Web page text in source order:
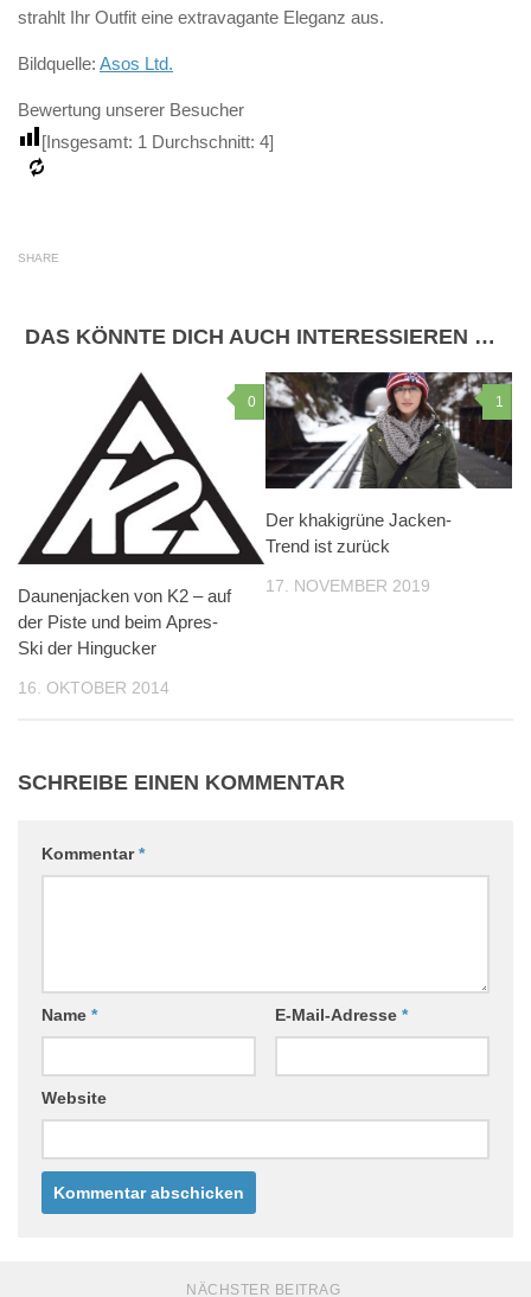
strahlt Ihr Outfit eine extravagante Eleganz aus.
Bildquelle: Asos Ltd.
Bewertung unserer Besucher
[Insgesamt: 1 Durchschnitt: 4]
SHARE
DAS KÖNNTE DICH AUCH INTERESSIEREN …
0
Daunenjacken von K2 – auf
der Piste und beim Apres-
Ski der Hingucker
16. OKTOBER 2014
1
Der khakigrüne Jacken-
Trend ist zurück
17. NOVEMBER 2019
SCHREIBE EINEN KOMMENTAR
Kommentar*
Name * E-Mail-Adresse *
Website
NÄCHSTER BEITRAG